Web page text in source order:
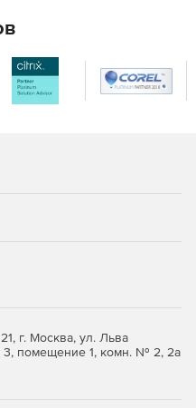
собой USB-токен с «OTP
аутентификации
к защищенным
с использованием
аутентификация
г. Москва, ул. Льва
3, помещение 1, комн. № 2, 2а